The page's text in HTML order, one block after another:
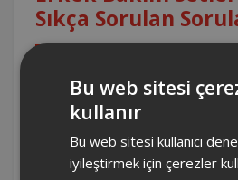
Sıkça Sorulan
ve Tıraş Makinesi şarj süresi
AR5220 - Arzum Trace Sakal
ve Tıraş Makinesi başlıkları
Bu web sitesi
kullanır
Bu web sitesi kullanıcı
iyileştirmek için çerezler